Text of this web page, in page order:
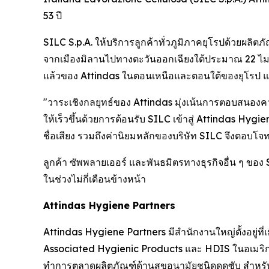
53 ปี
SILC S.p.A. ให้บริการลูกค้าทั่วภูมิภาคยุโรปด้วยผลิ
จากเมืองมิลานไปทางตะวันออกเฉียงใต้ประมาณ 22
แล้วของ Attindas ในตอนเหนือและตอนใต้ของยุโรป
"วาระเชิงกลยุทธ์ของ Attindas มุ่งเน้นการตอบสนอ
ให้เร็วขึ้นด้วยการต้อนรับ SILC เข้าสู่ Attindas
ชื่อเสียง รวมถึงค่านิยมหลักของบริษัท SILC จึงตอบโจ
ลูกค้า ซัพพลายเออร์ และพันธมิตรทางธุรกิจอื่น ๆ ขอ
ในช่วงไม่กี่เดือนข้างหน้า
Attindas Hygiene Partners
Attindas Hygiene Partners มีสำนักงานใหญ่ตั้งอยู่ที่
Associated Hygienic Products และ HDIS ในอเม
ทำการตลาดผลิตภัณฑ์ด้านสุขอนามัยชนิดดูดซับ สำห